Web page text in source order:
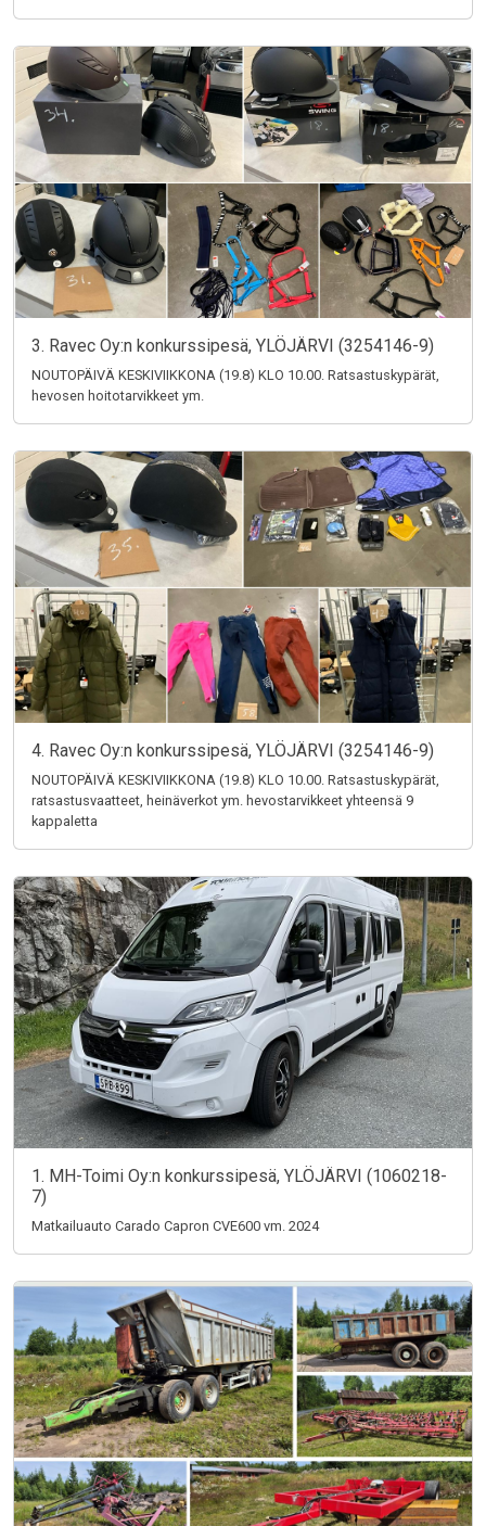
3. Ravec Oy:n konkurssipesä, YLÖJÄRVI (3254146-9)
NOUTOPÄIVÄ KESKIVIIKKONA (19.8) KLO 10.00. Ratsastuskypärät,
hevosen hoitotarvikkeet ym.
4. Ravec Oy:n konkurssipesä, YLÖJÄRVI (3254146-9)
NOUTOPÄIVÄ KESKIVIIKKONA (19.8) KLO 10.00. Ratsastuskypärät,
ratsastusvaatteet, heinäverkot ym. hevostarvikkeet yhteensä 9
kappaletta
1. MH-Toimi Oy:n konkurssipesä, YLÖJÄRVI (1060218-
7)
Matkailuauto Carado Capron CVE600 vm. 2024